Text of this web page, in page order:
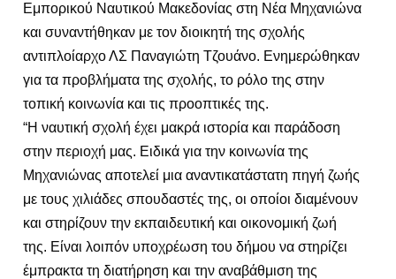
Εμπορικού Ναυτικού Μακεδονίας στη Νέα Μηχανιώνα
και συναντήθηκαν με τον διοικητή της σχολής
αντιπλοίαρχο ΛΣ Παναγιώτη Τζουάνο. Ενημερώθηκαν
για τα προβλήματα της σχολής, το ρόλο της στην
τοπική κοινωνία και τις προοπτικές της.
“Η ναυτική σχολή έχει μακρά ιστορία και παράδοση
στην περιοχή μας. Ειδικά για την κοινωνία της
Μηχανιώνας αποτελεί μια αναντικατάστατη πηγή ζωής
με τους χιλιάδες σπουδαστές της, οι οποίοι διαμένουν
και στηρίζουν την εκπαιδευτική και οικονομική ζωή
της. Είναι λοιπόν υποχρέωση του δήμου να στηρίζει
έμπρακτα τη διατήρηση και την αναβάθμιση της